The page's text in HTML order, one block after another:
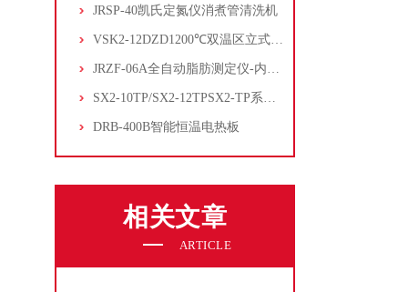
JRSP-40凯氏定氮仪消煮管清洗机
VSK2-12DZD1200℃双温区立式管式炉
JRZF-06A全自动脂肪测定仪-内置电子制冷系统
SX2-10TP/SX2-12TPSX2-TP系列经济型陶瓷纤维马弗炉
DRB-400B智能恒温电热板
相关文章
ARTICLE